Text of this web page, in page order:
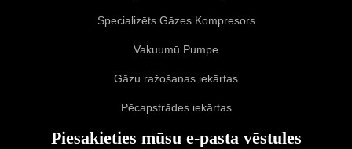
Specializēts Gāzes Kompresors
Vakuumū Pumpe
Gāzu ražošanas iekārtas
Pēcapstrādes iekārtas
Piesakieties mūsu e-pasta vēstules